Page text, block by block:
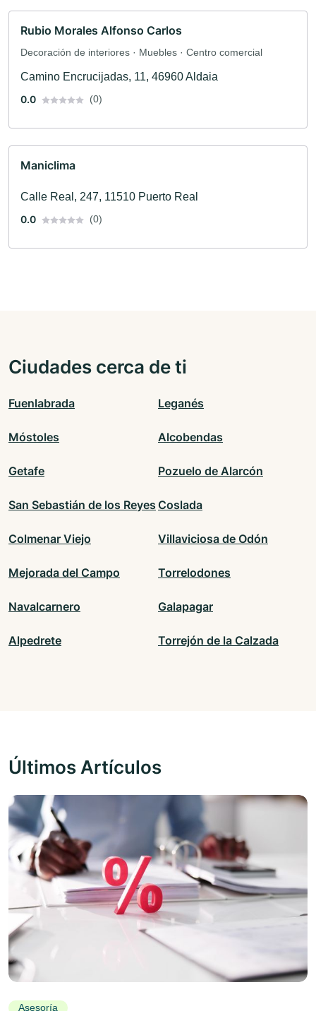
Rubio Morales Alfonso Carlos
Decoración de interiores · Muebles · Centro comercial
Camino Encrucijadas, 11, 46960 Aldaia
0.0
(0)
Maniclima
Calle Real, 247, 11510 Puerto Real
0.0
(0)
Ciudades cerca de ti
Fuenlabrada Leganés
Móstoles Alcobendas
Getafe Pozuelo de Alarcón
San Sebastián de los Reyes Coslada
Colmenar Viejo Villaviciosa de Odón
Mejorada del Campo Torrelodones
Navalcarnero Galapagar
Alpedrete Torrejón de la Calzada
Últimos Artículos
Asesoría